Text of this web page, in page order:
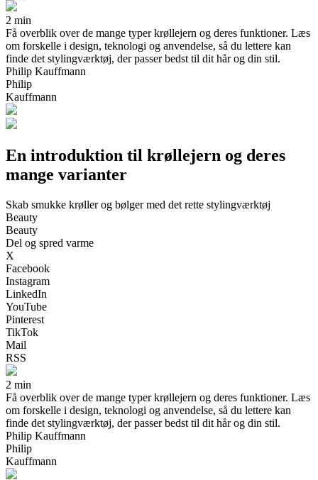
2 min
Få overblik over de mange typer krøllejern og deres funktioner. Læs
om forskelle i design, teknologi og anvendelse, så du lettere kan
finde det stylingværktøj, der passer bedst til dit hår og din stil.
Philip Kauffmann
Philip
Kauffmann
En introduktion til krøllejern og deres
mange varianter
Skab smukke krøller og bølger med det rette stylingværktøj
Beauty
Beauty
Del og spred varme
X
Facebook
Instagram
LinkedIn
YouTube
Pinterest
TikTok
Mail
RSS
2 min
Få overblik over de mange typer krøllejern og deres funktioner. Læs
om forskelle i design, teknologi og anvendelse, så du lettere kan
finde det stylingværktøj, der passer bedst til dit hår og din stil.
Philip Kauffmann
Philip
Kauffmann